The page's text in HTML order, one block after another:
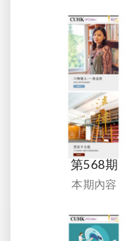
第568期
本期內容